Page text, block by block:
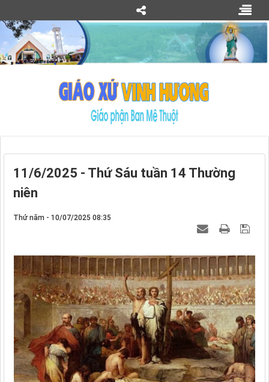
11/6/2025 - Thứ Sáu tuần 14 Thường
niên
Thứ năm - 10/07/2025 08:35